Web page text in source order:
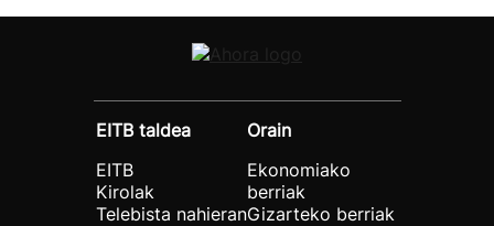
EITB taldea
EITB
Kirolak
Telebista nahieran
Orain
Ekonomiako
berriak
Gizarteko berriak